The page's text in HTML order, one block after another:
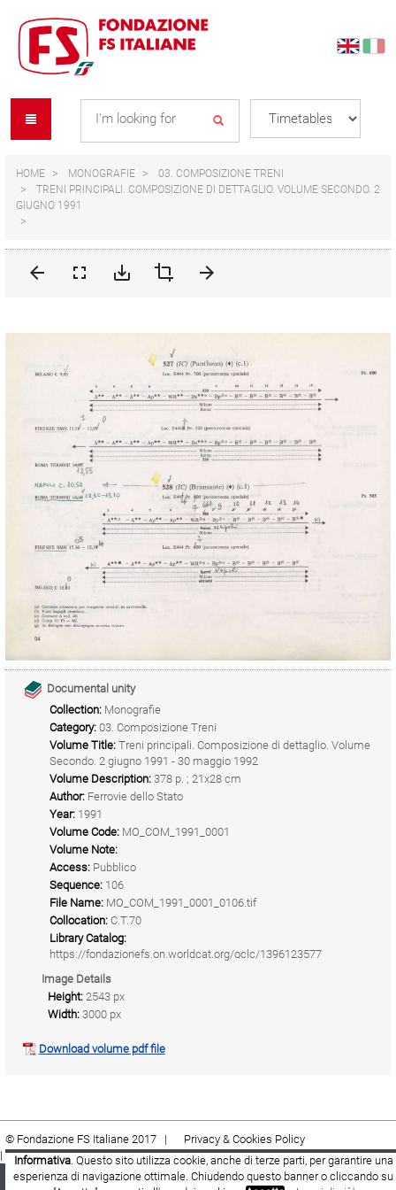
content
navigation
menu
HOME MONOGRAFIE
03. COMPOSIZIONE TRENI
TRENI PRINCIPALI. COMPOSIZIONE DI DETTAGLIO. VOLUME SECONDO. 2
GIUGNO 1991
Documental unity
Collection: Monografie
Category: 03. Composizione Treni
Volume Title: Treni principali. Composizione di dettaglio. Volume
Secondo. 2 giugno 1991 - 30 maggio 1992
Volume Description: 378 p. ; 21x28 cm
Author: Ferrovie dello Stato
Year: 1991
Volume Code: MO_COM_1991_0001
Volume Note:
Access: Pubblico
Sequence: 106
File Name: MO_COM_1991_0001_0106.tif
Collocation: C.T.70
Library Catalog:
https://fondazionefs.on.worldcat.org/oclc/1396123577
Image Details
Height: 2543 px
Width: 3000 px
Download volume pdf file
© Fondazione FS Italiane 2017 |
Privacy & Cookies Policy
|Cookie|Termini e condizioni
Informativa. Questo sito utilizza cookie, anche di terze parti, per garantire una
esperienza di navigazione ottimale. Chiudendo questo banner o cliccando su
Facebook
Youtube
Fondazione FS Italiane